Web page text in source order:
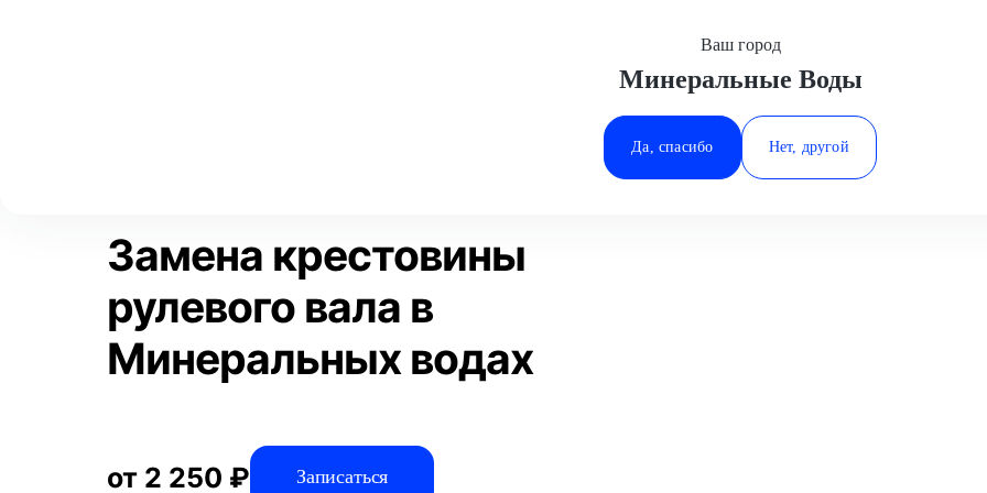
Минеральные Воды
Ростов-на-Дону
Ставрополь
Ваш город
Минеральные Воды
Да, спасибо Нет, другой
Замена крестовины рулевого вала
Статьи
Замена крестовины
рулевого вала в
Минеральных водах
от 2 250 ₽ Записаться